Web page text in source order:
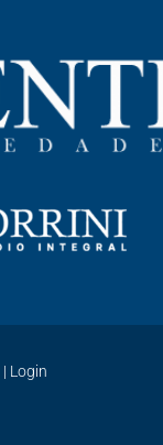
| Login